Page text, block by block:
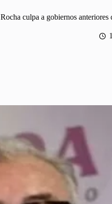
Rocha culpa a gobiernos